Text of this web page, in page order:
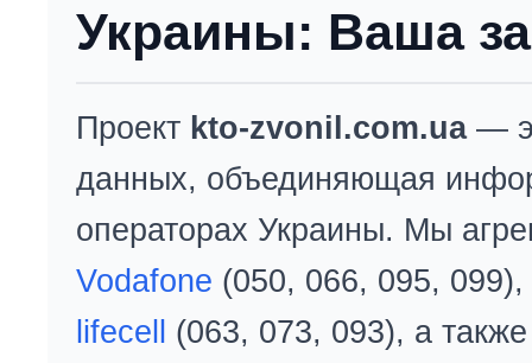
Украины: Ваша
Проект kto-zvonil.com.ua—
данных, объединяющая
операторах Украины. Мы
Vodafone (050, 066, 095, 099),
lifecell
(063, 073, 093), а